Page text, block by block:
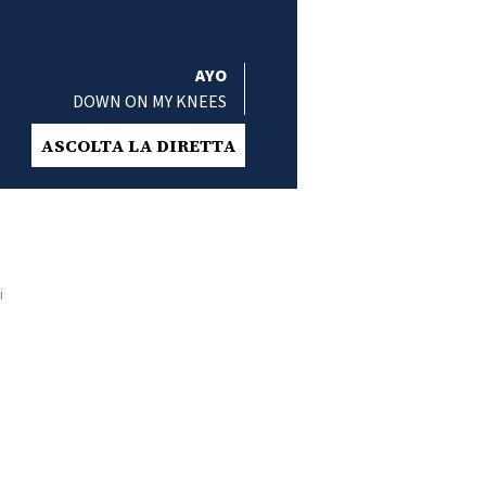
AYO
DOWN ON MY KNEES
ASCOLTA LA DIRETTA